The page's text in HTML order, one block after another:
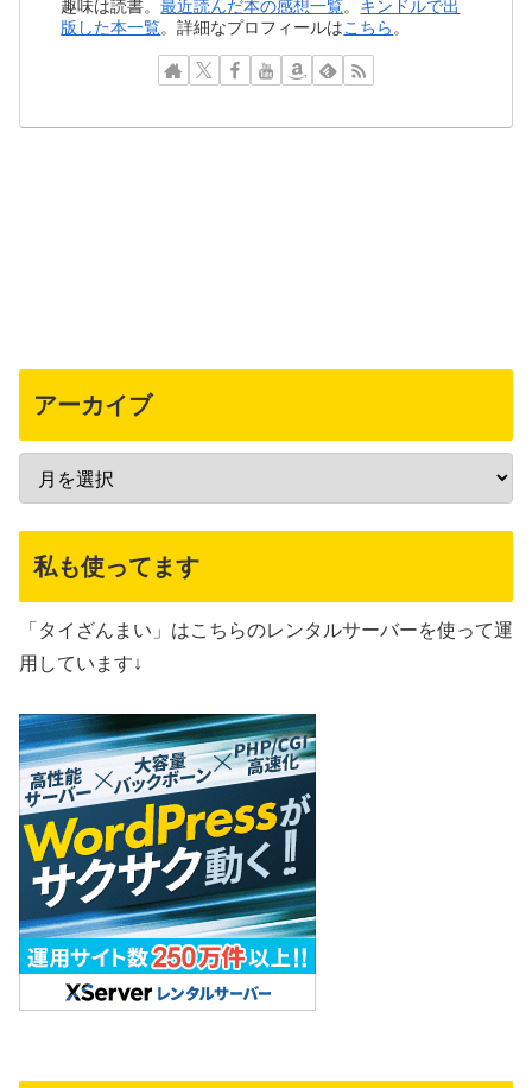
趣味は読書。最近読んだ本の感想一覧。 キンドルで出
版した本一覧。詳細なプロフィールはこちら 。
アーカイブ
私も使ってます
「タイざんまい」はこちらのレンタルサーバーを使って運
用しています↓